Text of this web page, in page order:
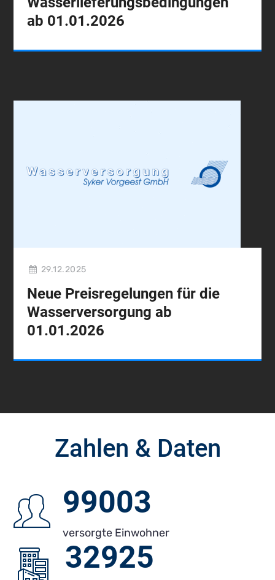
ab 01.01.2026
29.12.2025
Neue Preisregelungen für die
Wasserversorgung ab
01.01.2026
Zahlen & Daten
104.765
versorgte Einwohner
34.841